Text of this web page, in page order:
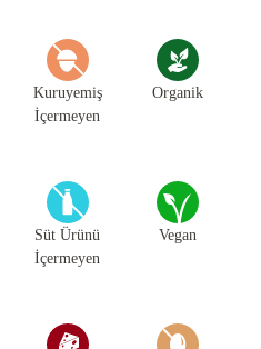
Kuruyemiş
İçermeyen
Organik
Süt Ürünü
İçermeyen
Vegan